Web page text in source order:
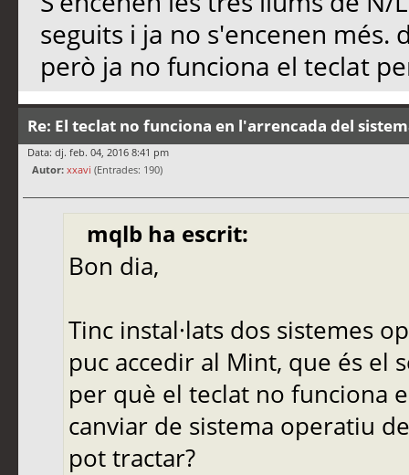
seguits i ja no s'encenen més.
però ja no funciona el teclat
Re: El teclat no funciona en l'arrencada del
Data: dj. feb. 04, 2016 8:41 pm
Autor: xxavi (Entrades: 190)
mqlb ha escrit:
Bon dia,
Tinc instal·lats dos sistemes
puc accedir al Mint, que és el
per què el teclat no funciona
canviar de sistema operatiu
pot tractar?